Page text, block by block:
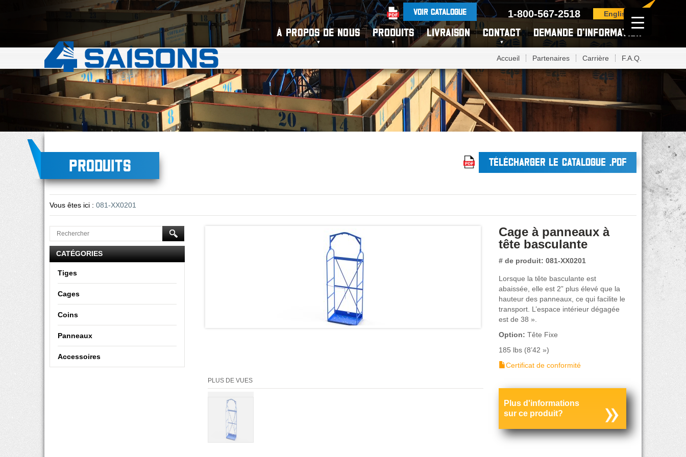
VOIR CATALOGUE 1-800-567-2518 English
À PROPOS DE NOUS PRODUITS LIVRAISON CONTACT DEMANDE D’INFORMATION
Accueil Partenaires Carrière F.A.Q.
Produits TÉLÉCHARGER LE CATALOGUE .PDF
Vous êtes ici : 081-XX0201
Cage à panneaux à
tête basculante
# de produit: 081-XX0201
Lorsque la tête basculante est
abaissée, elle est 2” plus élevé que la
hauteur des panneaux, ce qui facilite le
transport. L’espace intérieur dégagée
est de 38 ».
Option: Tête Fixe
185 lbs (8’42 »)
Certificat de conformité
PLUS DE VUES
Plus d'informations
sur ce produit?
CATÉGORIES
Tiges
Cages
Coins
Panneaux
Accessoires